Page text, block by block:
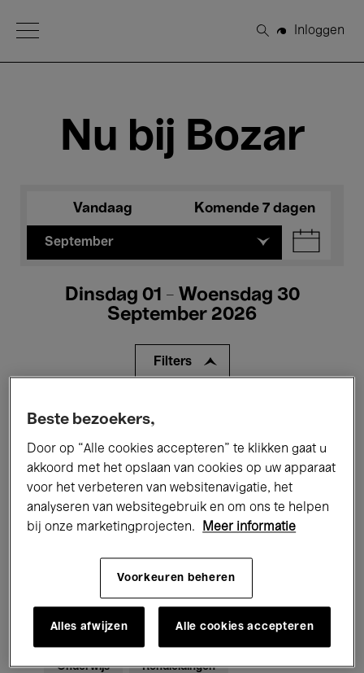
Open Menu
Zoeken
Inloggen
Nu bij Bozar
Vandaag Komende 7 dagen
September
Dinsdag 01 - Woensdag 30
September 2026
Filters
Alle evenementen
Tentoonstellingen Films
Performances Lezingen & Debatten
Jazz Klassieke Muziek Global Music
Voor iedereen Kids’ Palace
Onderwijs Rondleidingen
Beste bezoekers,
Door op “Alle cookies accepteren” te klikken gaat u
akkoord met het opslaan van cookies op uw apparaat
voor het verbeteren van websitenavigatie, het
analyseren van websitegebruik en om ons te helpen
bij onze marketingprojecten.
Meer informatie
Voorkeuren beheren
Alles afwijzen Alle cookies accepteren